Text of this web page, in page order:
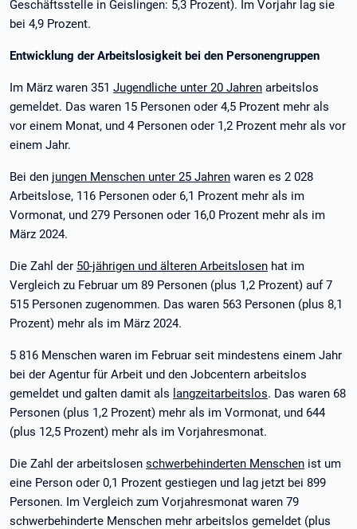
Geschäftsstelle in Geislingen: 5,3 Prozent). Im Vorjahr lag sie
bei 4,9 Prozent.
Entwicklung der Arbeitslosigkeit bei den Personengruppen
Im März waren 351 Jugendliche unter 20 Jahren arbeitslos
gemeldet. Das waren 15 Personen oder 4,5 Prozent mehr als
vor einem Monat, und 4 Personen oder 1,2 Prozent mehr als vor
einem Jahr.
Bei den jungen Menschen unter 25 Jahren waren es 2 028
Arbeitslose, 116 Personen oder 6,1 Prozent mehr als im
Vormonat, und 279 Personen oder 16,0 Prozent mehr als im
März 2024.
Die Zahl der 50-jährigen und älteren Arbeitslosen hat im
Vergleich zu Februar um 89 Personen (plus 1,2 Prozent) auf 7
515 Personen zugenommen. Das waren 563 Personen (plus 8,1
Prozent) mehr als im März 2024.
5 816 Menschen waren im Februar seit mindestens einem Jahr
bei der Agentur für Arbeit und den Jobcentern arbeitslos
gemeldet und galten damit als langzeitarbeitslos. Das waren 68
Personen (plus 1,2 Prozent) mehr als im Vormonat, und 644
(plus 12,5 Prozent) mehr als im Vorjahresmonat.
Die Zahl der arbeitslosen schwerbehinderten Menschen ist um
eine Person oder 0,1 Prozent gestiegen und lag jetzt bei 899
Personen. Im Vergleich zum Vorjahresmonat waren 79
schwerbehinderte Menschen mehr arbeitslos gemeldet (plus